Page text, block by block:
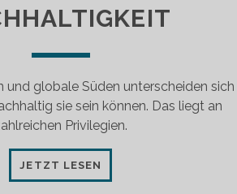
und globale Süden unterscheiden sich
sie sein können. Das liegt an
Privilegien.
JETZT LESEN
GLOBALE